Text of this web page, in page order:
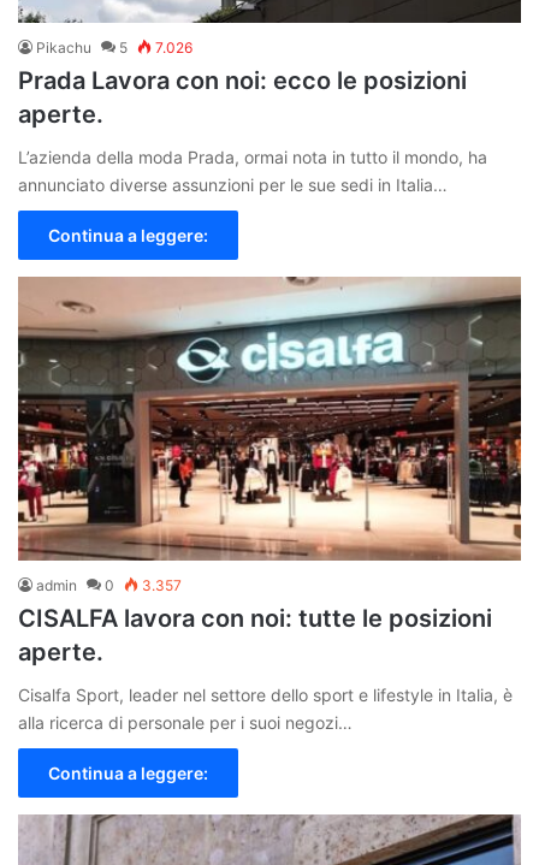
Pikachu 5 7.026
Prada Lavora con noi: ecco le posizioni
aperte.
L’azienda della moda Prada, ormai nota in tutto il mondo, ha
annunciato diverse assunzioni per le sue sedi in Italia…
Continua a leggere:
admin 0 3.357
CISALFA lavora con noi: tutte le posizioni
aperte.
Cisalfa Sport, leader nel settore dello sport e lifestyle in Italia, è
alla ricerca di personale per i suoi negozi…
Continua a leggere: